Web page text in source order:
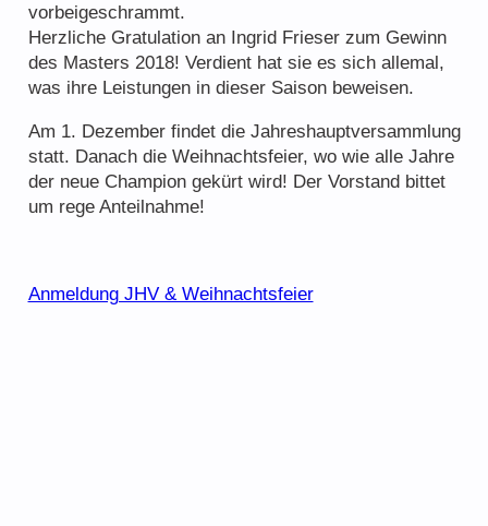
vorbeigeschrammt.
Herzliche Gratulation an Ingrid Frieser zum Gewinn
des Masters 2018! Verdient hat sie es sich allemal,
was ihre Leistungen in dieser Saison beweisen.
Am 1. Dezember findet die Jahreshauptversammlung
statt. Danach die Weihnachtsfeier, wo wie alle Jahre
der neue Champion gekürt wird! Der Vorstand bittet
um rege Anteilnahme!
Anmeldung JHV & Weihnachtsfeier